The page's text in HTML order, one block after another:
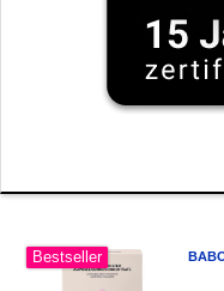
Bestseller